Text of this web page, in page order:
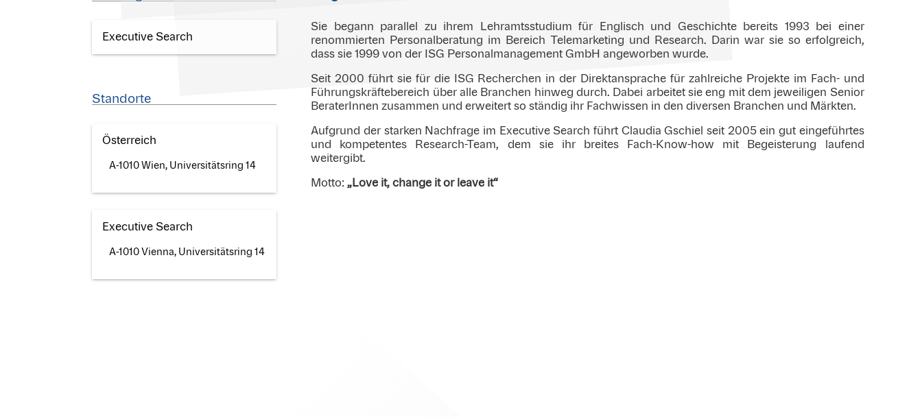
Executive Search
Standorte
Österreich
A-1010 Wien, Universitätsring 14
Executive Search
A-1010 Vienna, Universitätsring 14
Sie begann parallel zu ihrem Lehramtsstudium für Englisch und Geschichte bereits 1993 bei einer
renommierten Personalberatung im Bereich Telemarketing und Research. Darin war sie so erfolgreich,
dass sie 1999 von der ISG Personalmanagement GmbH angeworben wurde.
Seit 2000 führt sie für die ISG Recherchen in der Direktansprache für zahlreiche Projekte im Fach- und
Führungskräftebereich über alle Branchen hinweg durch. Dabei arbeitet sie eng mit dem jeweiligen Senior
BeraterInnen zusammen und erweitert so ständig ihr Fachwissen in den diversen Branchen und Märkten.
Aufgrund der starken Nachfrage im Executive Search führt Claudia Gschiel seit 2005 ein gut eingeführtes
und kompetentes Research-Team, dem sie ihr breites Fach-Know-how mit Begeisterung laufend
weitergibt.
Motto:„Love it, change it or leave it“